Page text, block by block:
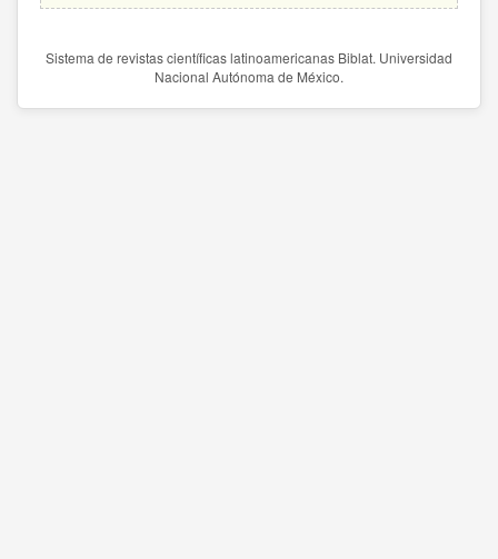
Sistema de revistas científicas latinoamericanas Biblat. Universidad
Nacional Autónoma de México.